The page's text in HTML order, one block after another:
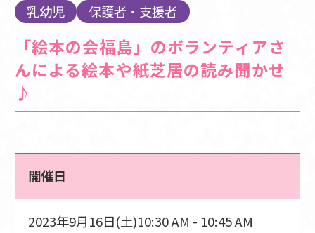
乳幼児 保護者・支援者
「絵本の会福島」のボランティアさ
んによる絵本や紙芝居の読み聞かせ
♪
開催日
2023年9月16日(土)10:30 AM - 10:45 AM